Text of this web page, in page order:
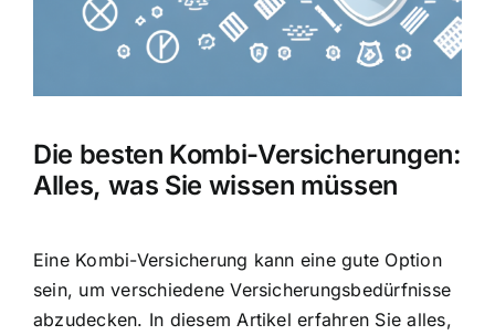
Hausratversicherung
Weitere Tarifvergleiche
Die besten Kombi-Versicherungen:
Alles, was Sie wissen müssen
Eine Kombi-Versicherung kann eine gute Option
sein, um verschiedene Versicherungsbedürfnisse
abzudecken. In diesem Artikel erfahren Sie alles,